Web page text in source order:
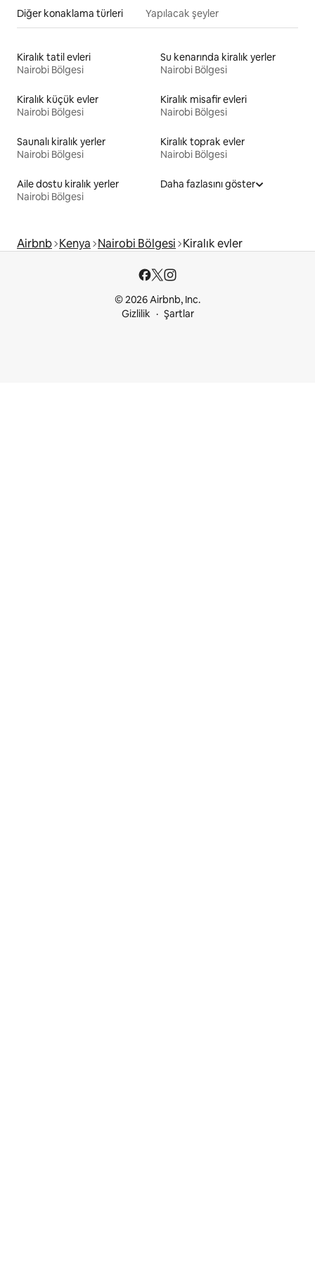
Diğer konaklama türleri Yapılacak şeyler
Kiralık tatil evleri
Nairobi Bölgesi
Su kenarında kiralık yerler
Nairobi Bölgesi
Kiralık küçük evler
Nairobi Bölgesi
Kiralık misafir evleri
Nairobi Bölgesi
Saunalı kiralık yerler
Nairobi Bölgesi
Kiralık toprak evler
Nairobi Bölgesi
Aile dostu kiralık yerler
Nairobi Bölgesi
Daha fazlasını göster
Airbnb Kenya Nairobi Bölgesi Kiralık evler
© 2026 Airbnb, Inc.
Gizlilik
Şartlar